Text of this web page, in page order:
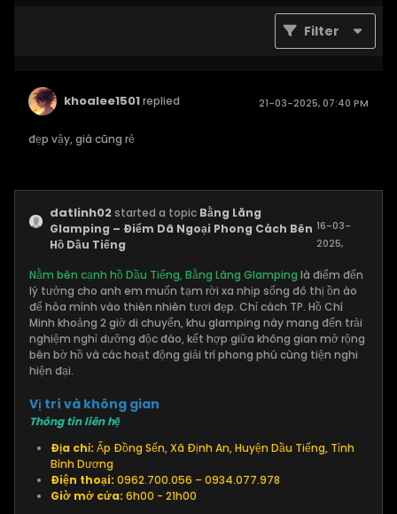
Filter
khoalee1501replied 21-03-2025, 07:40 PM
đẹp vậy, giá cũng rẻ
datlinh02 started a topic Bằng Lăng
Glamping – Điểm Dã Ngoại Phong Cách Bên
Hồ Dầu Tiếng
16-03-
2025,
Nằm bên cạnh hồ Dầu Tiếng, Bằng Lăng Glamping là điểm đến
lý tưởng cho anh em muốn tạm rời xa nhịp sống đô thị ồn ào
để hòa mình vào thiên nhiên tươi đẹp. Chỉ cách TP. Hồ Chí
Minh khoảng 2 giờ di chuyển, khu glamping này mang đến trải
nghiệm nghỉ dưỡng độc đáo, kết hợp giữa không gian mở rộng
bên bờ hồ và các hoạt động giải trí phong phú cùng tiện nghi
hiện đại.
Vị trí và không gian
Thông tin liên hệ
Địa chỉ: Ấp Đồng Sến, Xã Định An, Huyện Dầu Tiếng, Tỉnh
Bình Dương
Điện thoại: 0962.700.056 – 0934.077.978
Giờ mở cửa: 6h00 - 21h00